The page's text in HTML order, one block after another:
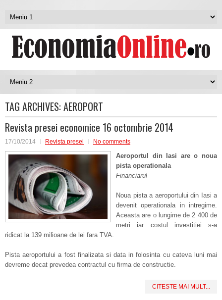
TAG ARCHIVES:AEROPORT
Revista presei economice 16 octombrie 2014
17/10/2014 Revista presei No comments
Aeroportul din Iasi are o noua
pista operationala
Financiarul
Noua pista a aeroportului din Iasi a
devenit operationala in intregime.
Aceasta are o lungime de 2 400 de
metri iar costul investitiei s-a
ridicat la 139 milioane de lei fara TVA.
Pista aeroportului a fost finalizata si data in folosinta cu cateva luni mai
devreme decat prevedea contractul cu firma de constructie.
CITESTE MAI MULT...